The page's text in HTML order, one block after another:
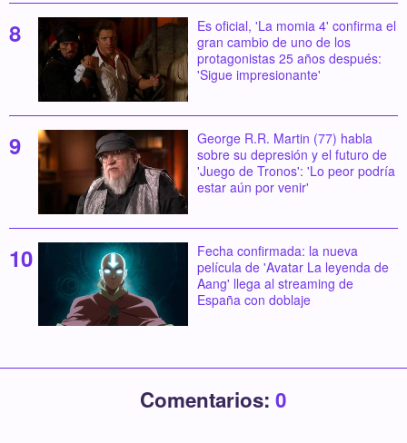
Es oficial, 'La momia 4' confirma el
gran cambio de uno de los
protagonistas 25 años después:
'Sigue impresionante'
George R.R. Martin (77) habla
sobre su depresión y el futuro de
'Juego de Tronos': 'Lo peor podría
estar aún por venir'
Fecha confirmada: la nueva
película de 'Avatar La leyenda de
Aang' llega al streaming de
España con doblaje
Comentarios: 0